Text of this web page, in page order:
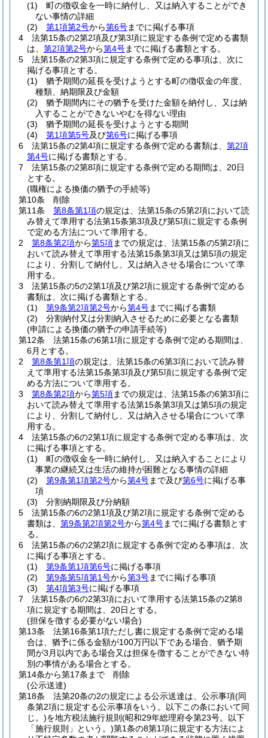
(1)
町の徴収金を一時に納付し、又は納入することができ
ない事情の詳細
(2)
第1項第2号から第6号までに掲げる事項
4
法第15条の2第2項及び第3項に規定する条例で定める書類
は、 第2項第2号から第4号までに掲げる書類とする。
5
法第15条の2第3項に規定する条例で定める事項は、次に
掲げる事項とする。
(1)
猶予期間の延長を受けようとする町の徴収金の年度、
種類、納期限及び金額
(2)
猶予期間内にその猶予を受けた金額を納付し、又は納
入することができないやむを得ない理由
(3)
猶予期間の延長を受けようとする期間
(4)
第1項第5号及び第6号に掲げる事項
6
法第15条の2第4項に規定する条例で定める書類は、 第2項
第4号に掲げる書類とする。
7
法第15条の2第8項に規定する条例で定める期間は、20日
とする。
(職権による換価の猶予の手続等)
第10条
削除
第11条
第8条第1項の規定は、法第15条の5第2項において読
み替えて準用する法第15条第3項及び第5項に規定する条例
で定める方法について準用する。
2
第8条第2項から第5項までの規定は、法第15条の5第2項に
おいて読み替えて準用する法第15条第3項又は第5項の規定
により、分割して納付し、又は納入させる場合について準
用する。
3
法第15条の5の2第1項及び第2項に規定する条例で定める
書類は、次に掲げる書類とする。
(1)
第9条第2項第2号から第4号までに掲げる書類
(2)
分割納付又は分割納入させるために必要となる書類
(申請による換価の猶予の申請手続等)
第12条
法第15条の6第1項に規定する条例で定める期間は、
6月とする。
2
第8条第1項の規定は、法第15条の6第3項において読み替
えて準用する法第15条第3項及び第5項に規定する条例で定
める方法について準用する。
3
第8条第2項から第5項までの規定は、法第15条の6第3項に
おいて読み替えて準用する法第15条第3項又は第5項の規定
により、分割して納付し、又は納入させる場合について準
用する。
4
法第15条の6の2第1項に規定する条例で定める事項は、次
に掲げる事項とする。
(1)
町の徴収金を一時に納付し、又は納入することにより
事業の継続又は生活の維持が困難となる事情の詳細
(2)
第9条第1項第2号から第4号まで及び第6号に掲げる事
項
(3)
分割納期限及び分納額
5
法第15条の6の2第1項及び第2項に規定する条例で定める
書類は、 第9条第2項第2号から第4号までに掲げる書類とす
る。
6
法第15条の6の2第2項に規定する条例で定める事項は、次
に掲げる事項とする。
(1)
第9条第1項第6号に掲げる事項
(2)
第9条第5項第1号から第3号までに掲げる事項
(3)
第4項第3号に掲げる事項
7
法第15条の6の2第3項において準用する法第15条の2第8
項に規定する期間は、20日とする。
(担保を徴する必要がない場合)
第13条
法第16条第1項ただし書に規定する条例で定める場
合は、猶予に係る金額が100万円以下である場合、猶予期
間が3月以内である場合又は担保を徴することができない特
別の事情がある場合とする。
第14条から第17条まで
削除
(公示送達)
第18条
法第20条の2の規定による公示送達は、公示事項(同
条第2項に規定する公示事項をいう。以下この条において同
じ。)を地方税法施行規則 (昭和29年総理府令第23号。以下
「施行規則」という。)第1条の8第1項に規定する方法によ